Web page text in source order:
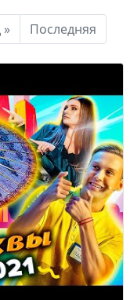
» Последняя